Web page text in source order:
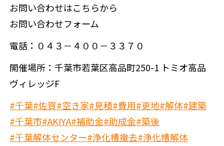
お問い合わせはこちらから
お問い合わせフォーム
電話：０４３－４００－３３７０
開催場所：千葉市若葉区高品町250-1 トミオ高品
ヴィレッジF
#千葉#佐賀#空き家#見積#費用#更地#解体#建築
#千葉市#AKIYA#補助金#助成金#築後
#千葉解体センター#浄化槽撤去#浄化槽解体